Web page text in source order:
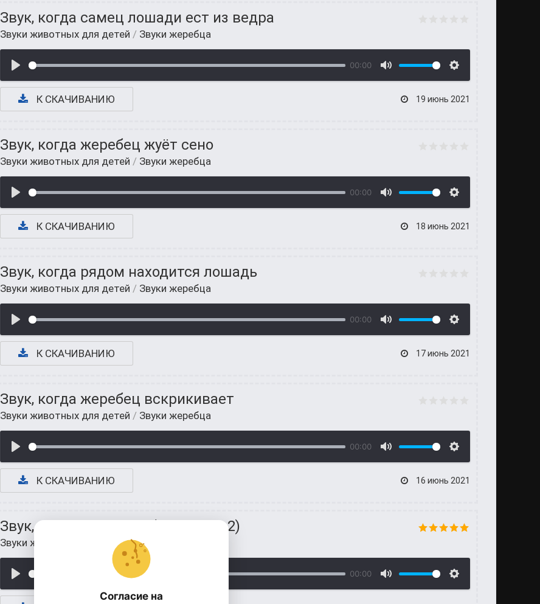
Звук, когда самец лошади ест из ведра
Звуки животных для детей / Звуки жеребца
00:00
К СКАЧИВАНИЮ 19 июнь 2021
Звук, когда жеребец жуёт сено
Звуки животных для детей / Звуки жеребца
00:00
К СКАЧИВАНИЮ 18 июнь 2021
Звук, когда рядом находится лошадь
Звуки животных для детей / Звуки жеребца
00:00
К СКАЧИВАНИЮ 17 июнь 2021
Звук, когда жеребец вскрикивает
Звуки животных для детей / Звуки жеребца
00:00
К СКАЧИВАНИЮ 16 июнь 2021
Звук, ржание лошади (вариация 2)
Звуки животных для детей/Звуки жеребца
00:00
Согласие на